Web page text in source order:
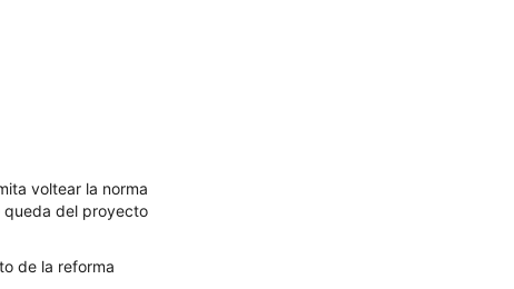
voltear la norma
queda del proyecto
de la reforma